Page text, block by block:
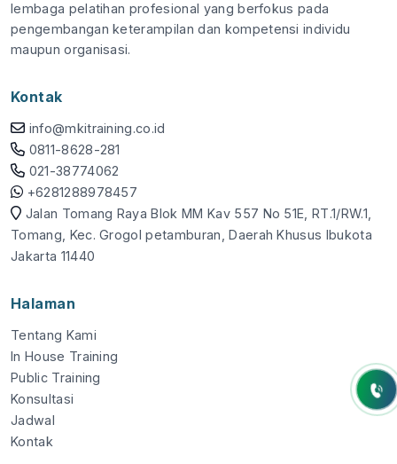
lembaga pelatihan profesional yang berfokus pada
pengembangan keterampilan dan kompetensi individu
maupun organisasi.
Kontak
info@mkitraining.co.id
0811-8628-281
021-38774062
+6281288978457
Jalan Tomang Raya Blok MM Kav 557 No 51E, RT.1/RW.1,
Tomang, Kec. Grogol petamburan, Daerah Khusus Ibukota
Jakarta 11440
Halaman
Tentang Kami
In House Training
Public Training
Konsultasi
Jadwal
Kontak